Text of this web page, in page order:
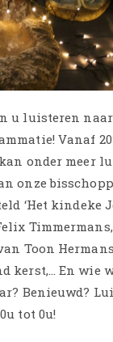
u luisteren naar
Vanaf
onder meer
onze
‘Het kindeke
Toon
kerst,… En wie
Benieuwd?
tot 0u!